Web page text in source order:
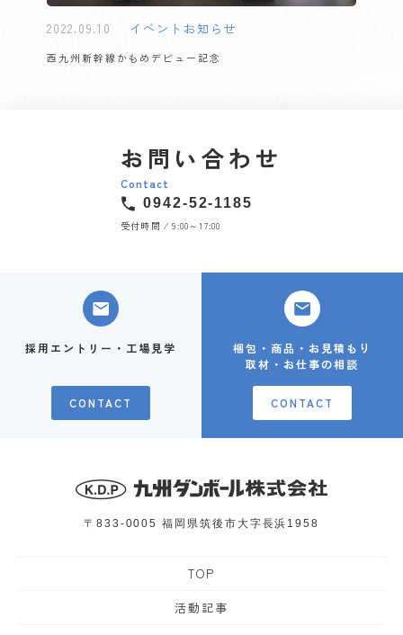
2022.09.10 イベント お知らせ
西九州新幹線かもめデビュー記念
お問い合わせ
Contact
0942-52-1185
受付時間 ⁄ 9:00～17:00
採用エントリー・工場見学
CONTACT
梱包・商品・お見積もり
取材・お仕事の相談
CONTACT
〒833-0005 福岡県筑後市大字長浜1958
TOP
活動記事